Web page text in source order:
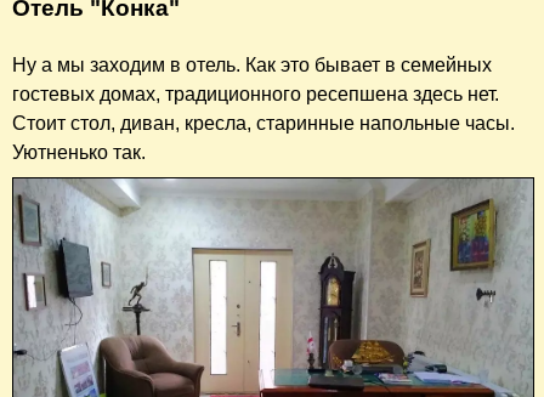
Отель "Конка"
Ну а мы заходим в отель. Как это бывает в семейных
гостевых домах, традиционного ресепшена здесь нет.
Стоит стол, диван, кресла, старинные напольные часы.
Уютненько так.